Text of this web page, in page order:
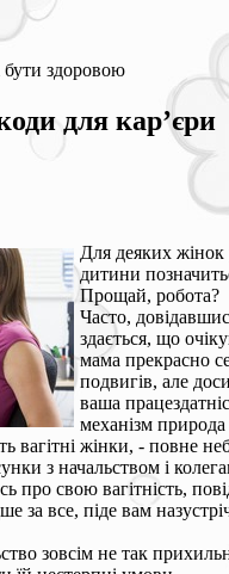
бути здоровою
для кар’єри
Для деяких жінок
дитини
Прощай, робота?
Часто,
здається, що
мама прекрасно
подвигів, але
ваша
механізм
вагітні жінки, - повне
з начальством і
про свою вагітність,
за все, піде вам
зовсім не так